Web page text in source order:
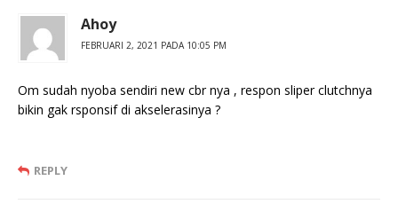
Ahoy
FEBRUARI 2, 2021 PADA 10:05 PM
Om sudah nyoba sendiri new cbr nya , respon sliper clutchnya
bikin gak rsponsif di akselerasinya ?
REPLY